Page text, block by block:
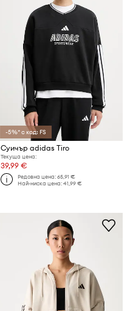
-5%* с код: FS
Суичър adidas Tiro
Текуща цена:
39,99 €
Редовна цена:65,91 €
Най-ниска цена:41,99 €